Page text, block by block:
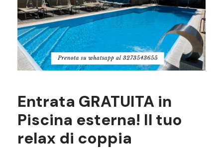
Entrata GRATUITA in
Piscina esterna! Il tuo
relax di coppia